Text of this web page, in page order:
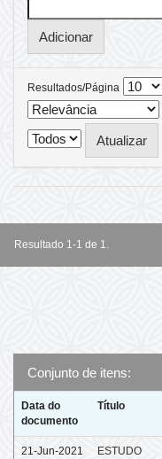
Resultados/Página
Resultado 1-1 de 1.
Conjunto de itens:
Data do
documento
Título
21-Jun-2021
ESTUDO